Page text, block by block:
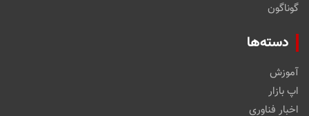
گوناگون
دسته‌ها
آموزش
اپ بازار
اخبار فناوری